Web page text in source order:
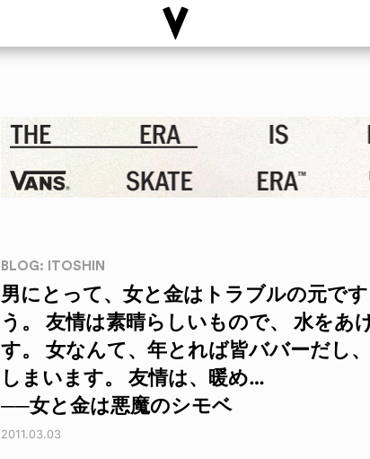
BLOG: ITOSHIN
男にとって、女と金はトラブルの元で
う。 友情は素晴らしいもので、 水をあ
す。 女なんて、年とれば皆ババーだし
しまいます。 友情は、暖め…
──女と金は悪魔のシモベ
2011.03.03